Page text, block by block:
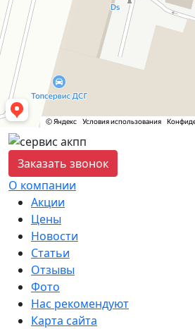
Заказать звонок
О компании
Акции
Цены
Новости
Статьи
Отзывы
Фото
Нас рекомендуют
Карта сайта